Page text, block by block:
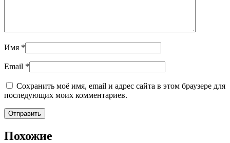
Имя *
Email *
Сохранить моё имя, email и адрес сайта в этом браузере для
последующих моих комментариев.
Похожие